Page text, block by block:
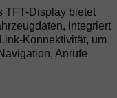
TFT-Display bietet
integriert
Konnektivität, um
Anrufe